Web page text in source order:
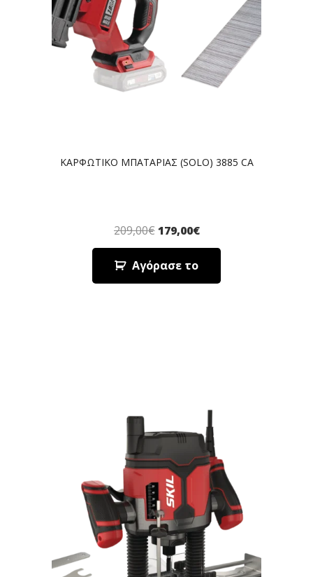
ΚΑΡΦΩΤΙΚΟ ΜΠΑΤΑΡΙΑΣ (SOLO) 3885 CA
209,00€ 179,00€
Αγόρασε το